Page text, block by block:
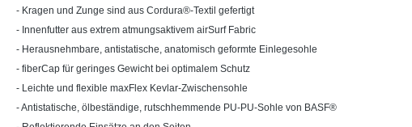
- Kragen und Zunge sind aus Cordura®-Textil gefertigt
- Innenfutter aus extrem atmungsaktivem airSurf Fabric
- Herausnehmbare, antistatische, anatomisch geformte Einlegesohle
- fiberCap für geringes Gewicht bei optimalem Schutz
- Leichte und flexible maxFlex Kevlar-Zwischensohle
- Antistatische, ölbeständige, rutschhemmende PU-PU-Sohle von BASF®